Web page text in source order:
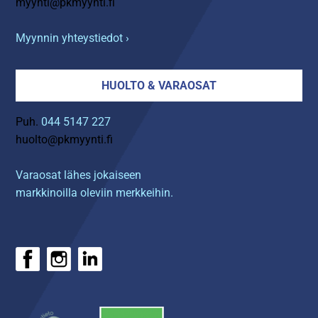
Myynnin yhteystiedot ›
HUOLTO & VARAOSAT
Puh. 044 5147 227
huolto@pkmyynti.fi
Varaosat lähes jokaiseen
markkinoilla oleviin merkkeihin.